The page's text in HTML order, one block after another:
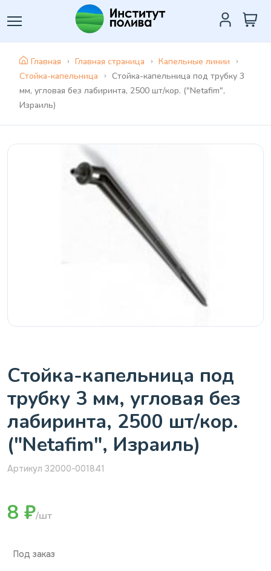
Главная Главная страница
Капельные линии
Стойка-капельница
Стойка-капельница под трубку 3
мм, угловая без лабиринта, 2500 шт/кор. ("Netafim",
Израиль)
Стойка-капельница под
трубку 3 мм, угловая без
лабиринта, 2500 шт/кор.
("Netafim", Израиль)
Артикул 32000-001841
8 ₽/шт
Под заказ